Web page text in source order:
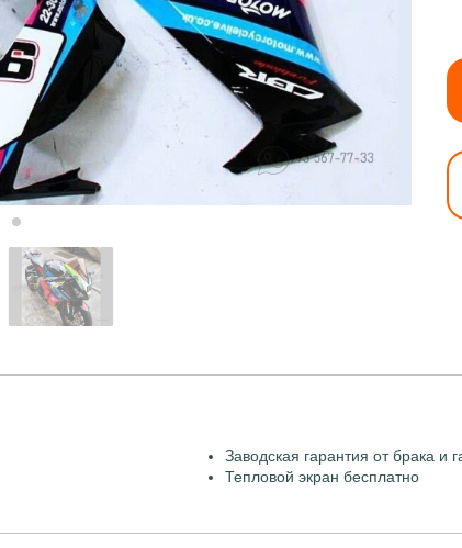
Заводская гарантия от брака и
Тепловой экран бесплатно